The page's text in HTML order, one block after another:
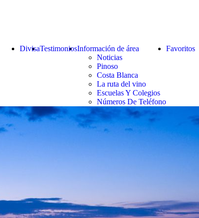
Favoritos
Información de área
Noticias
Pinoso
Costa Blanca
La ruta del vino
Escuelas Y Colegios
Números De Teléfono
Testimonios
Divisa